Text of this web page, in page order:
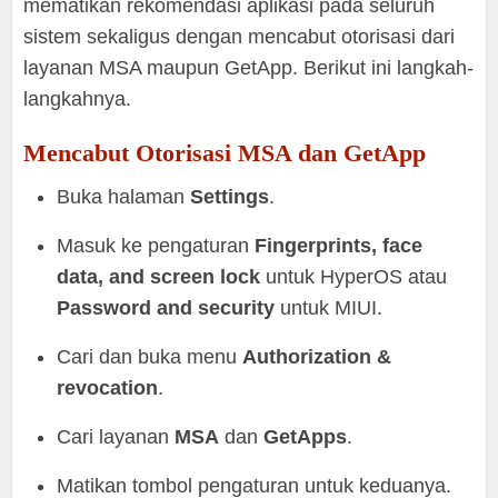
mematikan rekomendasi aplikasi pada seluruh
sistem sekaligus dengan mencabut otorisasi dari
layanan MSA maupun GetApp. Berikut ini langkah-
langkahnya.
Mencabut Otorisasi MSA dan GetApp
Buka halamanSettings.
Masuk ke pengaturan Fingerprints, face
data, and screen lock untuk HyperOS atau
Password and security untuk MIUI.
Cari dan buka menuAuthorization &
revocation.
Cari layanan MSA danGetApps.
Matikan tombol pengaturan untuk keduanya.